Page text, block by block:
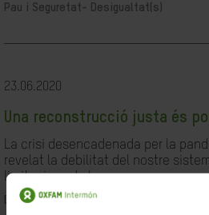
Pau i Seguretat-
Desigualtat(s)
23.06.2020
Una reconstrucció justa és
La crisi desencadenada per la
revelat la debilitat del nostre
limitacions de les...
Desigualtat(s)